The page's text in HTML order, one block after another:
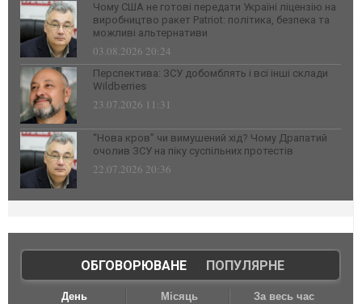
Чому США не готові передати Україні ліцензію на
виробництво ракет Patriot: політика, безпека та
можливі альтернативи
03.08.2026 20:24
Перспектива: ЗСУ добомблять і всі інші склади
Wildberries
23.07.2026 11:31
“Нова кров” чи вимушений хід? Чому Драпатий
очолив ЗСУ на піку суспільних протестів
22.07.2026 20:36
ОБГОВОРЮВАНЕ| ПОПУЛЯРНЕ
День Місяць За весь час